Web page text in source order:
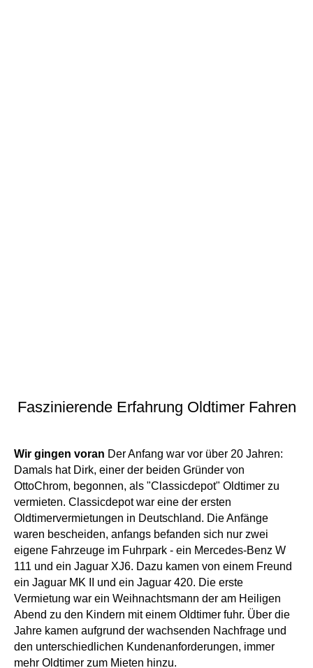
Faszinierende Erfahrung Oldtimer Fahren
Wir gingen voran Der Anfang war vor über 20 Jahren:
Damals hat Dirk, einer der beiden Gründer von
OttoChrom, begonnen, als "Classicdepot" Oldtimer zu
vermieten. Classicdepot war eine der ersten
Oldtimervermietungen in Deutschland. Die Anfänge
waren bescheiden, anfangs befanden sich nur zwei
eigene Fahrzeuge im Fuhrpark - ein Mercedes-Benz W
111 und ein Jaguar XJ6. Dazu kamen von einem Freund
ein Jaguar MK II und ein Jaguar 420. Die erste
Vermietung war ein Weihnachtsmann der am Heiligen
Abend zu den Kindern mit einem Oldtimer fuhr. Über die
Jahre kamen aufgrund der wachsenden Nachfrage und
den unterschiedlichen Kundenanforderungen, immer
mehr Oldtimer zum Mieten hinzu.